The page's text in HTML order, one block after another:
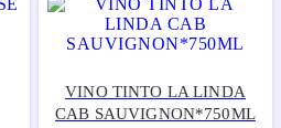
VINO TINTO LA LINDA
CAB SAUVIGNON*750ML